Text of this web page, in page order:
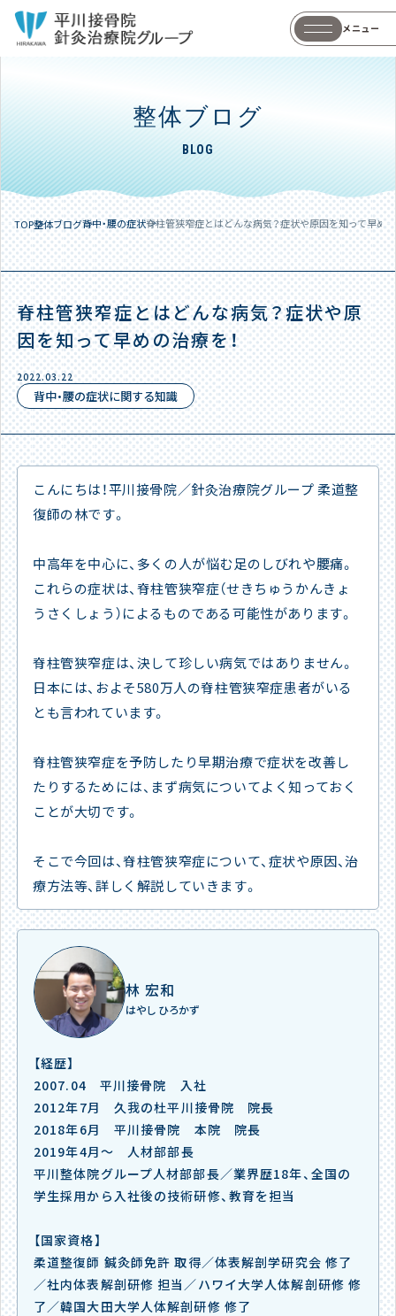
メニュー
整体ブログ
BLOG
TOP整体ブログ背中・腰の症状脊柱管狭窄症とはどんな病気？症状や原因を知って早めの
脊柱管狭窄症とはどんな病気？症状や原
因を知って早めの治療を！
背中・腰の症状に関する知識
2022.03.22
こんにちは！平川接骨院／針灸治療院グループ 柔道整
復師の林です。
中高年を中心に、多くの人が悩む足のしびれや腰痛。
これらの症状は、脊柱管狭窄症（せきちゅうかんきょ
うさくしょう）によるものである可能性があります。
脊柱管狭窄症は、決して珍しい病気ではありません。
日本には、およそ580万人の脊柱管狭窄症患者がいる
とも言われています。
脊柱管狭窄症を予防したり早期治療で症状を改善し
たりするためには、まず病気についてよく知っておく
ことが大切です。
そこで今回は、脊柱管狭窄症について、症状や原因、治
療方法等、詳しく解説していきます。
林 宏和
はやし ひろかず
【経歴】
2007.04 平川接骨院 入社
2012年7月 久我の杜平川接骨院 院長
2018年6月 平川接骨院 本院 院長
2019年4月～ 人材部部長
平川整体院グループ人材部部長／業界歴18年、全国の
学生採用から入社後の技術研修、教育を担当
【国家資格】
柔道整復師 鍼灸師免許 取得／体表解剖学研究会 修了
／社内体表解剖研修 担当／ハワイ大学人体解剖研修 修
了／韓国大田大学人体解剖研修 修了